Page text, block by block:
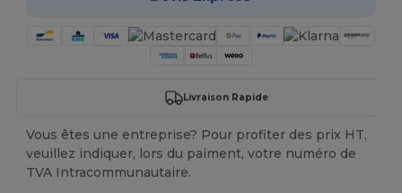
Livraison Rapide
Vous êtes une entreprise? Pour profiter des prix HT,
veuillez indiquer, lors du paiment, votre numéro de
TVA Intracommunautaire.